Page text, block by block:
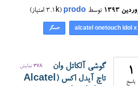
توسط prodo
(
3.1k امتیاز)
alcatel onetouch idol x حسگر
1
پاسخ
378 نمایش
گوشی آلکاتل وان
تاچ آیدل اکس (Alcatel